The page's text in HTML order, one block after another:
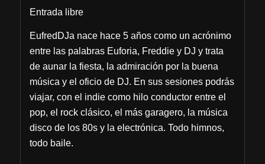
Entrada libre
EufredDJa nace hace 5 años como un acrónimo
entre las palabras Euforia, Freddie y DJ y trata
de aunar la fiesta, la admiración por la buena
música y el oficio de DJ. En sus sesiones podrás
viajar, con el indie como hilo conductor entre el
pop, el rock clásico, el más garagero, la música
disco de los 80s y la electrónica. Todo himnos,
todo baile.